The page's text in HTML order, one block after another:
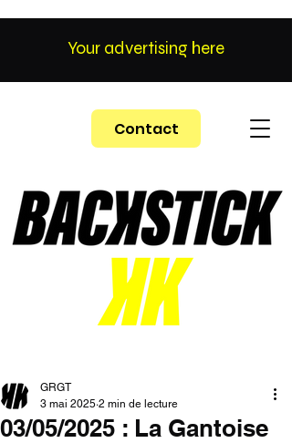
Contact
Your advertising here
03/05/2025 : La Gantoise
GRGT
3 mai 2025 2 min de lecture